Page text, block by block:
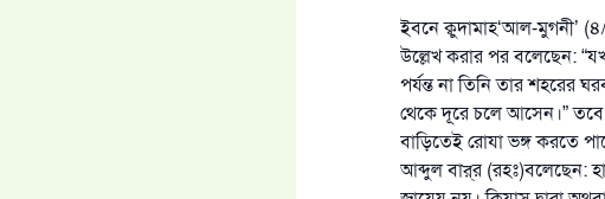
ইবনে ক্বুদামাহ‘আল-মুগনী’
উল্লেখ করার পর বলেছেন:
পর্যন্ত না তিনি তার শহরের
থেকে দূরে চলে আসেন।” তবে
বাড়িতেই রোযা ভঙ্গ করতে
আব্দুল বার্‌র (রহঃ)বলেছেন: